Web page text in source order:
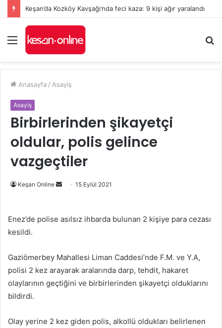
Keşan’da Kozköy Kavşağı’nda feci kaza: 9 kişi ağır yaralandı
Menü
...
Anasayfa / Asayiş
Asayiş
Birbirlerinden şikayetçi
oldular, polis gelince
vazgeçtiler
Keşan Online
Bir
göndermek
15 Eylül 2021
Enez’de polise asılsız ihbarda bulunan 2 kişiye para cezası
kesildi.
Gaziömerbey Mahallesi Liman Caddesi’nde F.M. ve Y.A,
polisi 2 kez arayarak aralarında darp, tehdit, hakaret
olaylarının geçtiğini ve birbirlerinden şikayetçi olduklarını
bildirdi.
Olay yerine 2 kez giden polis, alkollü oldukları belirlenen